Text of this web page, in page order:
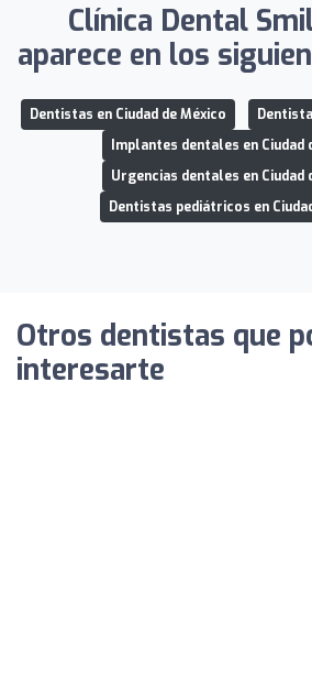
Clínica Dental
aparece en los
Dentistas en Ciudad de México
Implantes dentales en Ciudad
Urgencias dentales en Ciudad
Dentistas pediátricos en
Otros dentistas que
interesarte